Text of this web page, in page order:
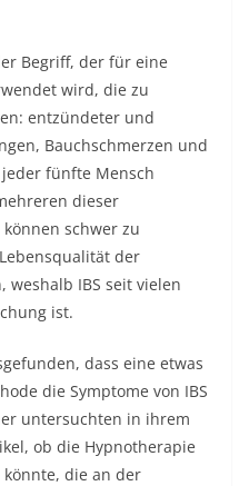
Begriff, der für eine
wird, die zu
entzündeter und
Bauchschmerzen und
fünfte Mensch
dieser
schwer zu
der
weshalb IBS seit vielen
ist.
dass eine etwas
die Symptome von IBS
untersuchten in ihrem
ob die Hypnotherapie
die an der